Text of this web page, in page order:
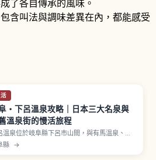
了各自傳承的風味。
含叫法與調味差異在內，都能感受
・下呂溫泉攻略｜日本三大名泉與
溫泉街的慢活旅程
溫泉位於岐阜縣下呂市山間，與有馬溫泉、草
泉並列為日本三名泉的名湯。室町時代禪僧萬
縣 →